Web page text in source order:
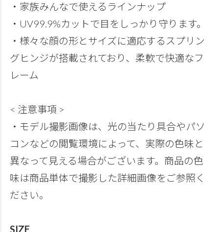
・家族みんなで使えるラインナップ
・UV99.9%カットで目をしっかり守ります。
・様々な顔の形とサイズに適応するスプリン
グヒンジが搭載されており、柔軟で快適なフ
レーム
< 注意事項 >
・モデル撮影画像は、光の当たり具合やパソ
コンなどの閲覧環境によって、実際の色味と
異なって見える場合がございます。商品の色
味は商品単体で撮影した詳細画像をご参照く
ださい。
SIZE